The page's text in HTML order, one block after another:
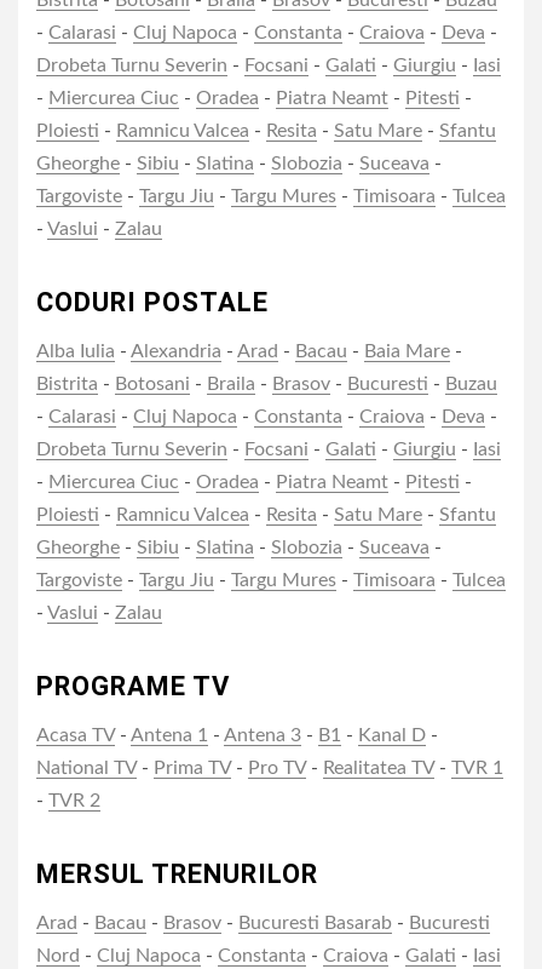
- Calarasi - Cluj Napoca - Constanta - Craiova - Deva -
Drobeta Turnu Severin - Focsani - Galati - Giurgiu - Iasi
- Miercurea Ciuc - Oradea - Piatra Neamt - Pitesti -
Ploiesti - Ramnicu Valcea - Resita - Satu Mare - Sfantu
Gheorghe - Sibiu - Slatina - Slobozia - Suceava -
Targoviste - Targu Jiu - Targu Mures - Timisoara - Tulcea
- Vaslui - Zalau
CODURI POSTALE
Alba Iulia - Alexandria - Arad - Bacau - Baia Mare -
Bistrita - Botosani - Braila - Brasov - Bucuresti - Buzau
- Calarasi - Cluj Napoca - Constanta - Craiova - Deva -
Drobeta Turnu Severin - Focsani - Galati - Giurgiu - Iasi
- Miercurea Ciuc - Oradea - Piatra Neamt - Pitesti -
Ploiesti - Ramnicu Valcea - Resita - Satu Mare - Sfantu
Gheorghe - Sibiu - Slatina - Slobozia - Suceava -
Targoviste - Targu Jiu - Targu Mures - Timisoara - Tulcea
- Vaslui - Zalau
PROGRAME TV
Acasa TV- Antena 1 - Antena 3 - B1 - Kanal D -
National TV- Prima TV- Pro TV- Realitatea TV- TVR 1
- TVR 2
MERSUL TRENURILOR
Arad - Bacau - Brasov - Bucuresti Basarab - Bucuresti
Nord - Cluj Napoca - Constanta - Craiova - Galati - Iasi